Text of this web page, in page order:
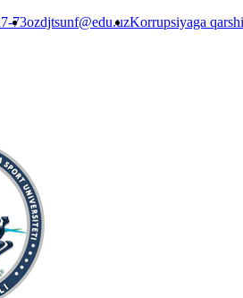
73ozdjtsunf@edu.uzKorrupsiyaga